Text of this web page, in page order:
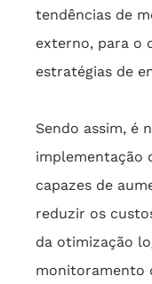
tendências de
externo, para o
estratégias de
Sendo assim, é
implementação
capazes de
reduzir os
da otimização
monitoramento